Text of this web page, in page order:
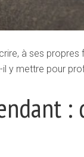
à ses
y mettre pour
: